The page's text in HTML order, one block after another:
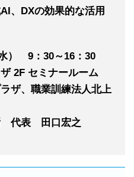
、DXの効果的な活用
） 9：30～16：30
2F セミナールーム
ザ、職業訓練法人北上
代表 田口宏之